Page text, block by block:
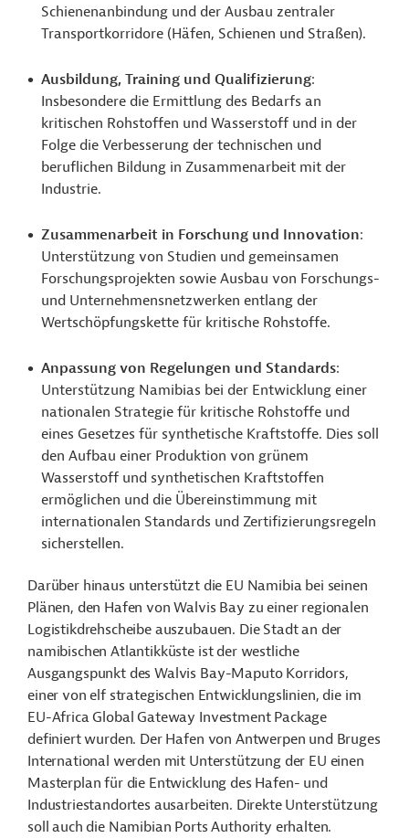
Schienenanbindung und der Ausbau zentraler
Transportkorridore (Häfen, Schienen und Straßen).
Ausbildung, Training und Qualifizierung:
Insbesondere die Ermittlung des Bedarfs an
kritischen Rohstoffen und Wasserstoff und in der
Folge die Verbesserung der technischen und
beruflichen Bildung in Zusammenarbeit mit der
Industrie.
Zusammenarbeit in Forschung und Innovation:
Unterstützung von Studien und gemeinsamen
Forschungsprojekten sowie Ausbau von Forschungs-
und Unternehmensnetzwerken entlang der
Wertschöpfungskette für kritische Rohstoffe.
Anpassung von Regelungen und Standards:
Unterstützung Namibias bei der Entwicklung einer
nationalen Strategie für kritische Rohstoffe und
eines Gesetzes für synthetische Kraftstoffe. Dies soll
den Aufbau einer Produktion von grünem
Wasserstoff und synthetischen Kraftstoffen
ermöglichen und die Übereinstimmung mit
internationalen Standards und Zertifizierungsregeln
sicherstellen.
Darüber hinaus unterstützt die EU Namibia bei seinen
Plänen, den Hafen von Walvis Bay zu einer regionalen
Logistikdrehscheibe auszubauen. Die Stadt an der
namibischen Atlantikküste ist der westliche
Ausgangspunkt des Walvis Bay-Maputo Korridors,
einer von elf strategischen Entwicklungslinien, die im
EU-Africa Global Gateway Investment Package
definiert wurden. Der Hafen von Antwerpen und Bruges
International werden mit Unterstützung der EU einen
Masterplan für die Entwicklung des Hafen- und
Industriestandortes ausarbeiten. Direkte Unterstützung
soll auch die Namibian Ports Authority erhalten.